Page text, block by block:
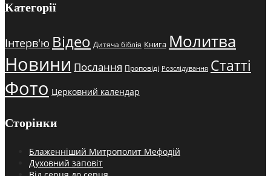
Категорії
Інтерв'ю Відео Дитяча біблія Книга Молитва
Новини Послання Проповіді Розслідування Статті
Фото Церковний календар
Сторінки
Блаженніший Митрополит Мефодій
Духовний заповіт